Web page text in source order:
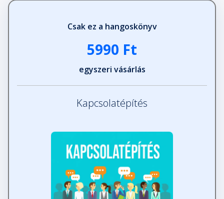
Csak ez a hangoskönyv
5990 Ft
egyszeri vásárlás
Kapcsolatépítés